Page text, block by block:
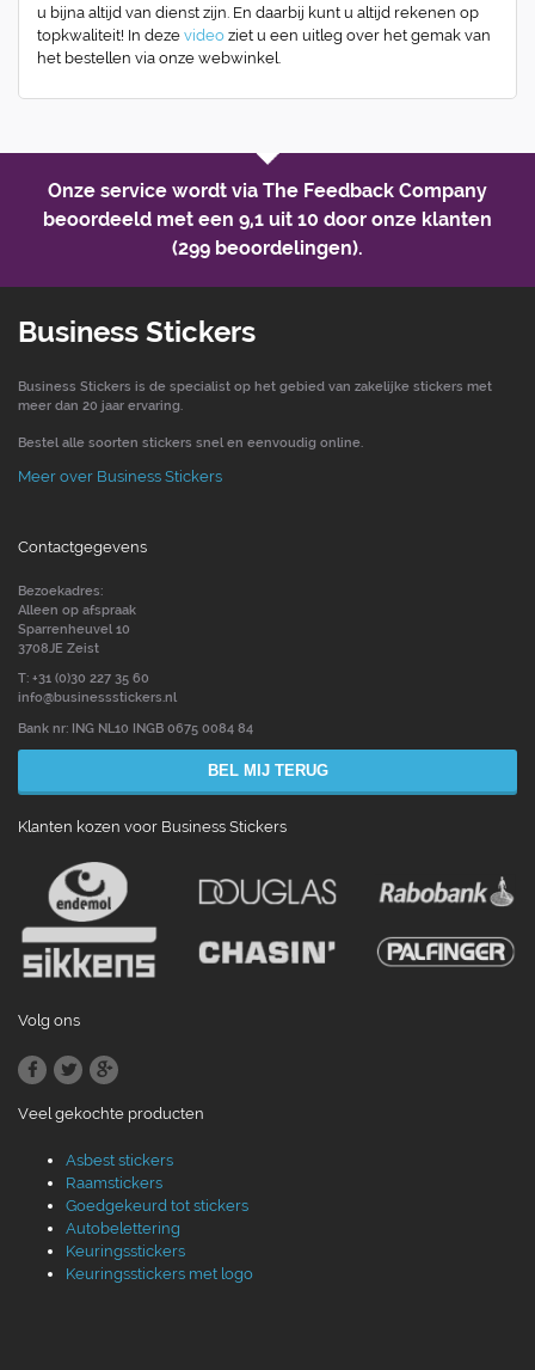
u bijna altijd van dienst zijn. En daarbij kunt u altijd rekenen op
topkwaliteit! In deze video ziet u een uitleg over het gemak van
het bestellen via onze webwinkel.
Onze service wordt via The Feedback Company
beoordeeld met een 9,1 uit 10 door onze klanten
(299 beoordelingen).
Business Stickers
Business Stickers is de specialist op het gebied van zakelijke stickers met
meer dan 20 jaar ervaring.
Bestel alle soorten stickers snel en eenvoudig online.
Meer over Business Stickers
Contactgegevens
Bezoekadres:
Alleen op afspraak
Sparrenheuvel 10
3708JE Zeist
T: +31 (0)30 227 35 60
info@businessstickers.nl
Bank nr: ING NL10 INGB 0675 0084 84
BEL MIJ TERUG
Klanten kozen voor Business Stickers
Volg ons
Veel gekochte producten
Asbest stickers
Raamstickers
Goedgekeurd tot stickers
Autobelettering
Keuringsstickers
Keuringsstickers met logo